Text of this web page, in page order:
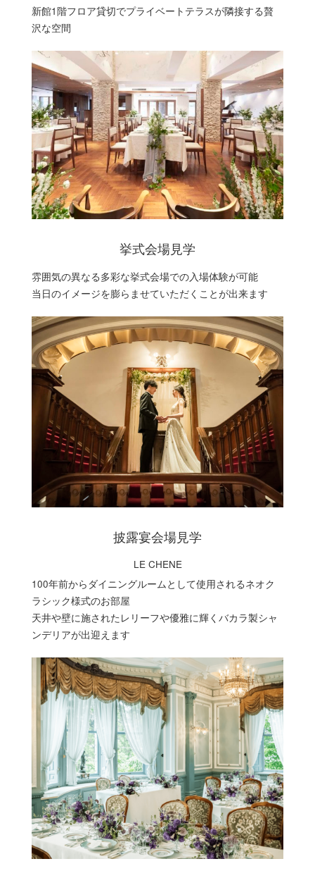
新館1階フロア貸切でプライベートテラスが隣接する贅
沢な空間
挙式会場見学
雰囲気の異なる多彩な挙式会場での入場体験が可能
当日のイメージを膨らませていただくことが出来ます
披露宴会場見学
LE CHENE
100年前からダイニングルームとして使用されるネオク
ラシック様式のお部屋
天井や壁に施されたレリーフや優雅に輝くバカラ製シャ
ンデリアが出迎えます